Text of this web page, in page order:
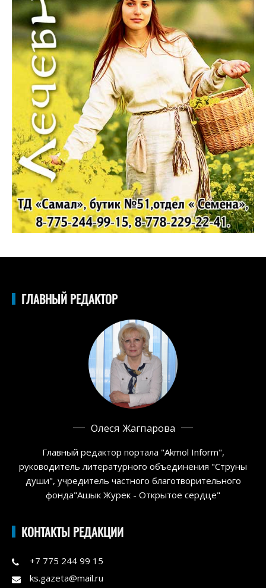
ГЛАВНЫЙ РЕДАКТОР
Олеся Жагпарова
Главный редактор портала "Akmol Inform",
руководитель литературного объединения "Струны
души", учредитель частного благотворительного
фонда"Ашык Журек - Открытое сердце"
КОНТАКТЫ РЕДАКЦИИ
+7 775 244 99 15
ks.gazeta@mail.ru